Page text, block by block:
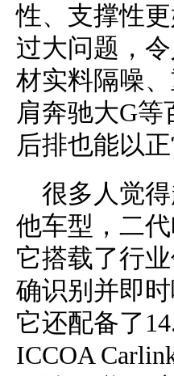
性、支撑性
过大问题，
材实料隔噪
肩奔驰大G
后排也能以
很多人觉
他车型，二
它搭载了行
确识别并即
它还配备了
ICCOA